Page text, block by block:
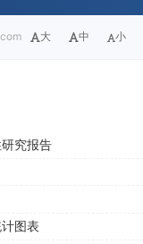
大 中 小
究报告
图表